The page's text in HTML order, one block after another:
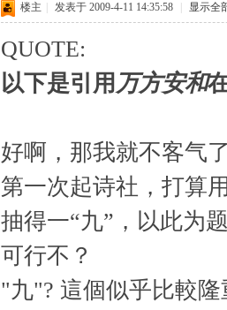
楼主 发表于 2009-4-11 14:35:58 显示全
QUOTE:
以下是引用 万方安和
好啊，那我就不客气
第一次起诗社，打算
抽得一“九”，以此为
可行不？
"九"? 這個似乎比較